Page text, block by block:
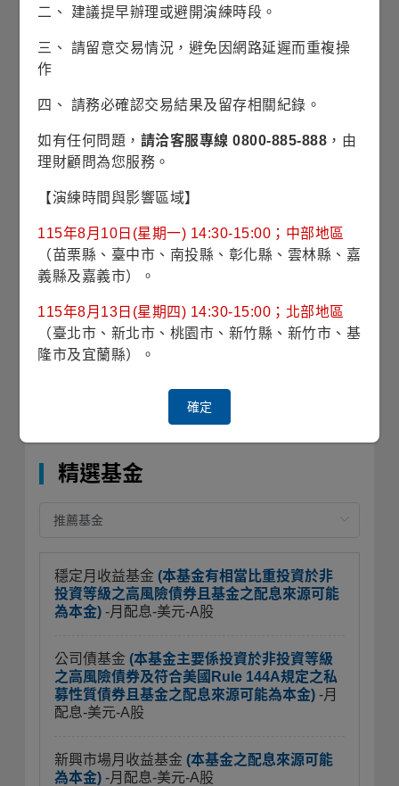
本支出延續，美國經濟有望保持穩健，儘管市場
在基本面仍穩健下，預計美股下檔將有撐，風險
至其他領域，是市場正常且健康的輪動，而在預
期 AI 浪潮將延續下，長遠來看科技股仍將維持多
頭格局，同時資金也將逐漸從追逐
中小型股等景氣循環領域，建議多元佈局掌握多
相關訊息
最新經理人評論
中小型企業在全球國防投資擴張循環中崛起
精選基金
穩定月收益基金 (本基金有相當比重投資於非
投資等級之高風險債券且基金之配息來源可能
為本金) -月配息-美元-A股
公司債基金 (本基金主要係投資於非投資等級
之高風險債券及符合美國Rule 144A規定之私
募性質債券且基金之配息來源可能為本金) -月
配息-美元-A股
新興市場月收益基金 (本基金之配息來源可能
為本金) -月配息-美元-A股
二、 建議提早辦理或避開演練時段。
三、 請留意交易情況，避免因網路延遲而重複操
作
四、 請務必確認交易結果及留存相關紀錄。
如有任何問題， 請洽客服專線 0800-885-888 ，由
理財顧問為您服務。
【演練時間與影響區域】
115年8月10日(星期一) 14:30-15:00；中部地區
（苗栗縣、臺中市、南投縣、彰化縣、雲林縣、嘉
義縣及嘉義市）。
115年8月13日(星期四) 14:30-15:00；北部地區
（臺北市、新北市、桃園市、新竹縣、新竹市、基
隆市及宜蘭縣）。
確定